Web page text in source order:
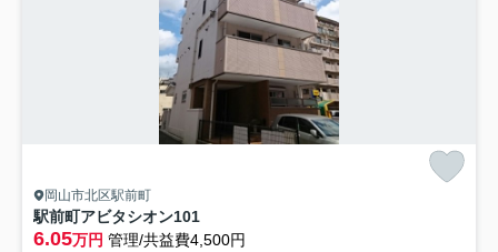
岡山市北区駅前町
駅前町アビタシオン101
6.05万円 管理/共益費4,500円